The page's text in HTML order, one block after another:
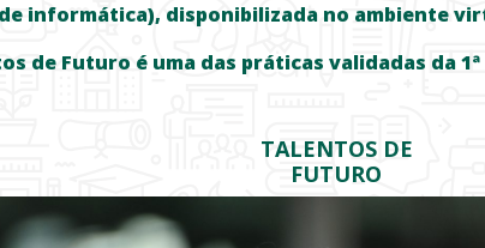
informática), disponibilizada no ambiente
de Futuro é uma das práticas validadas da 1ª
TALENTOS DE
FUTURO